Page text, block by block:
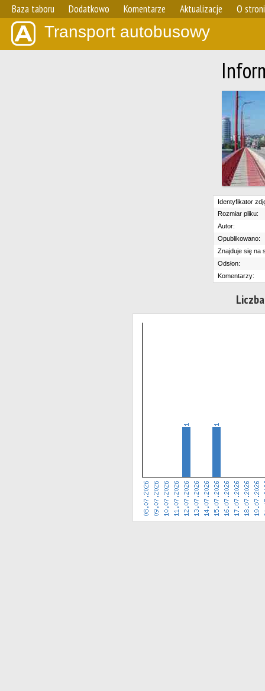
Baza taboru Dodatkowo Komentarze Aktualizacje O
Transport autobusowy
Identyfikator
Rozmiar pliku:
Autor:
Opublikowano:
Znajduje się na
Odsłon:
Komentarzy: